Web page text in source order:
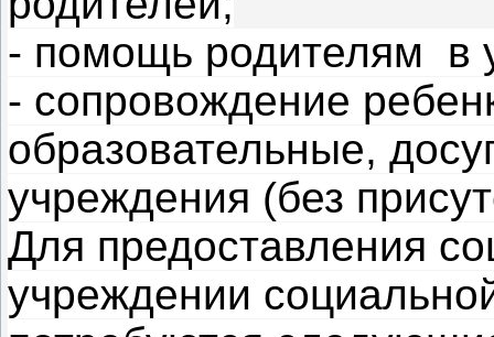
- помощь родителям в
- сопровождение
образовательные,
учреждения (без
Для предоставления
учреждении